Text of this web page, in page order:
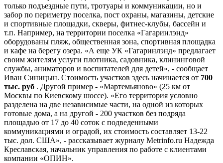
только подъездные пути, тротуары и коммуникации, но и
забор по периметру поселка, пост охраны, магазины, детские
и спортивные площадки, скверы, фитнес-клубы, бассейн и
т.п. Например, на территории поселка «Гагаринлэнд»
оборудованы пляж, общественная зона, спортивная площадка
и кафе на берегу озера. «А еще УК «Гагаринлэнд» предлагает
своим жителям услуги плотника, садовника, клининговой
службы, аниматоров и воспитателей для детей», - сообщает
Иван Синицын. Стоимость участков здесь начинается от 700
тыс. руб . Другой пример - «Мартемьяново» (25 км от
Москвы по Киевскому шоссе). «Его территория условно
разделена на две независимые части, на одной из которых
готовые дома, а на другой - 200 участков без подряда
площадью от 17 до 40 соток с подведенными
коммуникациями и оградой, их стоимость составляет 13-22
тыс. дол. США», - рассказывает журналу Metrinfo.ru Надежда
Креславская, начальник управления по работе с клиентами
компании «ОПИН».